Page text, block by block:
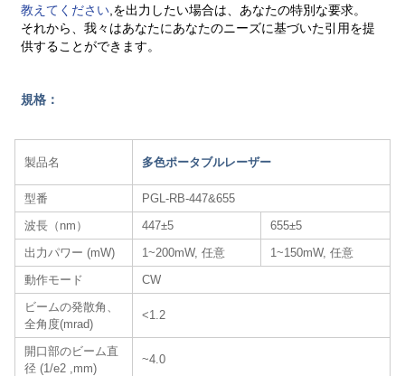
教えてください ,を出力したい場合は、あなたの特別な要求。
それから、我々はあなたにあなたのニーズに基づいた引用を提
供することができます。
規格：
製品名 多色ポータブルレーザー
型番
PGL-RB-447&655
波長（nm）
447±5
655±5
出力パワー (mW)
1~200mW, 任意
1~150mW, 任意
動作モード
CW
ビームの発散角、
全角度(mrad)
<1.2
開口部のビーム直
径 (1/e2 ,mm)
~4.0